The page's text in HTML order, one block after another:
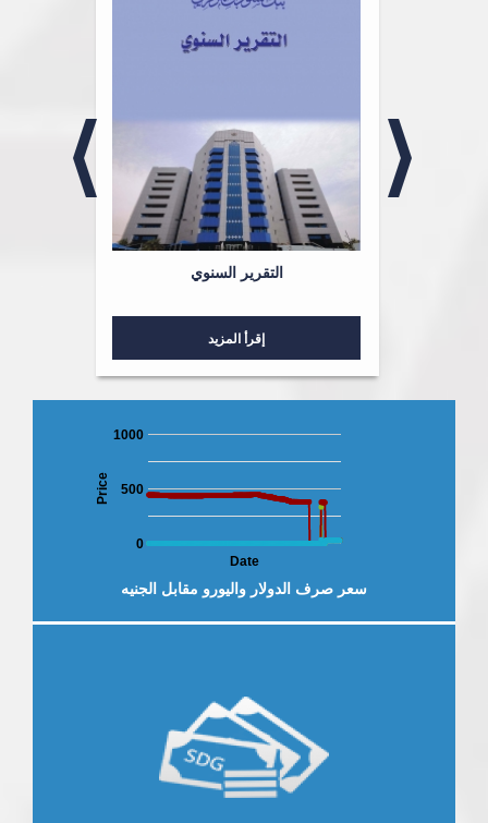
التقرير السنوي
إقرأ المزيد
العرض الاقتصادي والمالي
0
500
1000
Date
Price
سعر صرف الدولار واليورو مقابل الجنيه